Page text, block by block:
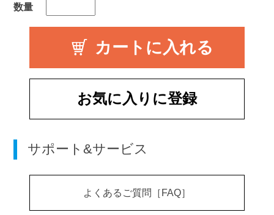
数量
お気に入りに登録
サポート&サービス
よくあるご質問［FAQ］